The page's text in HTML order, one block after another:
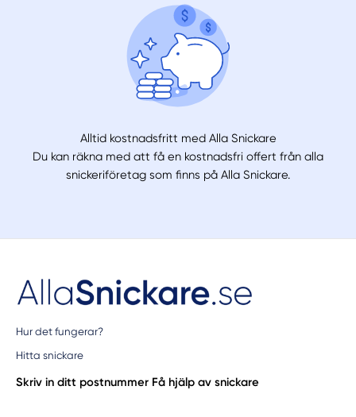
Alltid kostnadsfritt med Alla Snickare
Du kan räkna med att få en kostnadsfri offert från alla
snickeriföretag som finns på Alla Snickare.
Hur det fungerar?
Hitta snickare
Skriv in ditt postnummer Få hjälp av snickare